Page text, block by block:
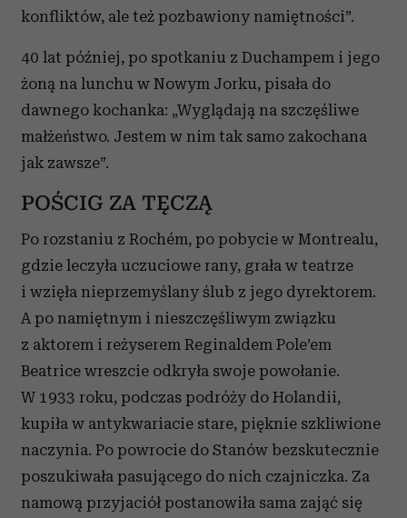
konfliktów, ale też pozbawiony namiętności”.
40 lat później, po spotkaniu z Duchampem i jego
żoną na lunchu w Nowym Jorku, pisała do
dawnego kochanka: „Wyglądają na szczęśliwe
małżeństwo. Jestem w nim tak samo zakochana
jak zawsze”.
POŚCIG ZA TĘCZĄ
Po rozstaniu z Rochém, po pobycie w Montrealu,
gdzie leczyła uczuciowe rany, grała w teatrze
i wzięła nieprzemyślany ślub z jego dyrektorem.
A po namiętnym i nieszczęśliwym związku
z aktorem i reżyserem Reginaldem Pole’em
Beatrice wreszcie odkryła swoje powołanie.
W 1933 roku, podczas podróży do Holandii,
kupiła w antykwariacie stare, pięknie szkliwione
naczynia. Po powrocie do Stanów bezskutecznie
poszukiwała pasującego do nich czajniczka. Za
namową przyjaciół postanowiła sama zająć się